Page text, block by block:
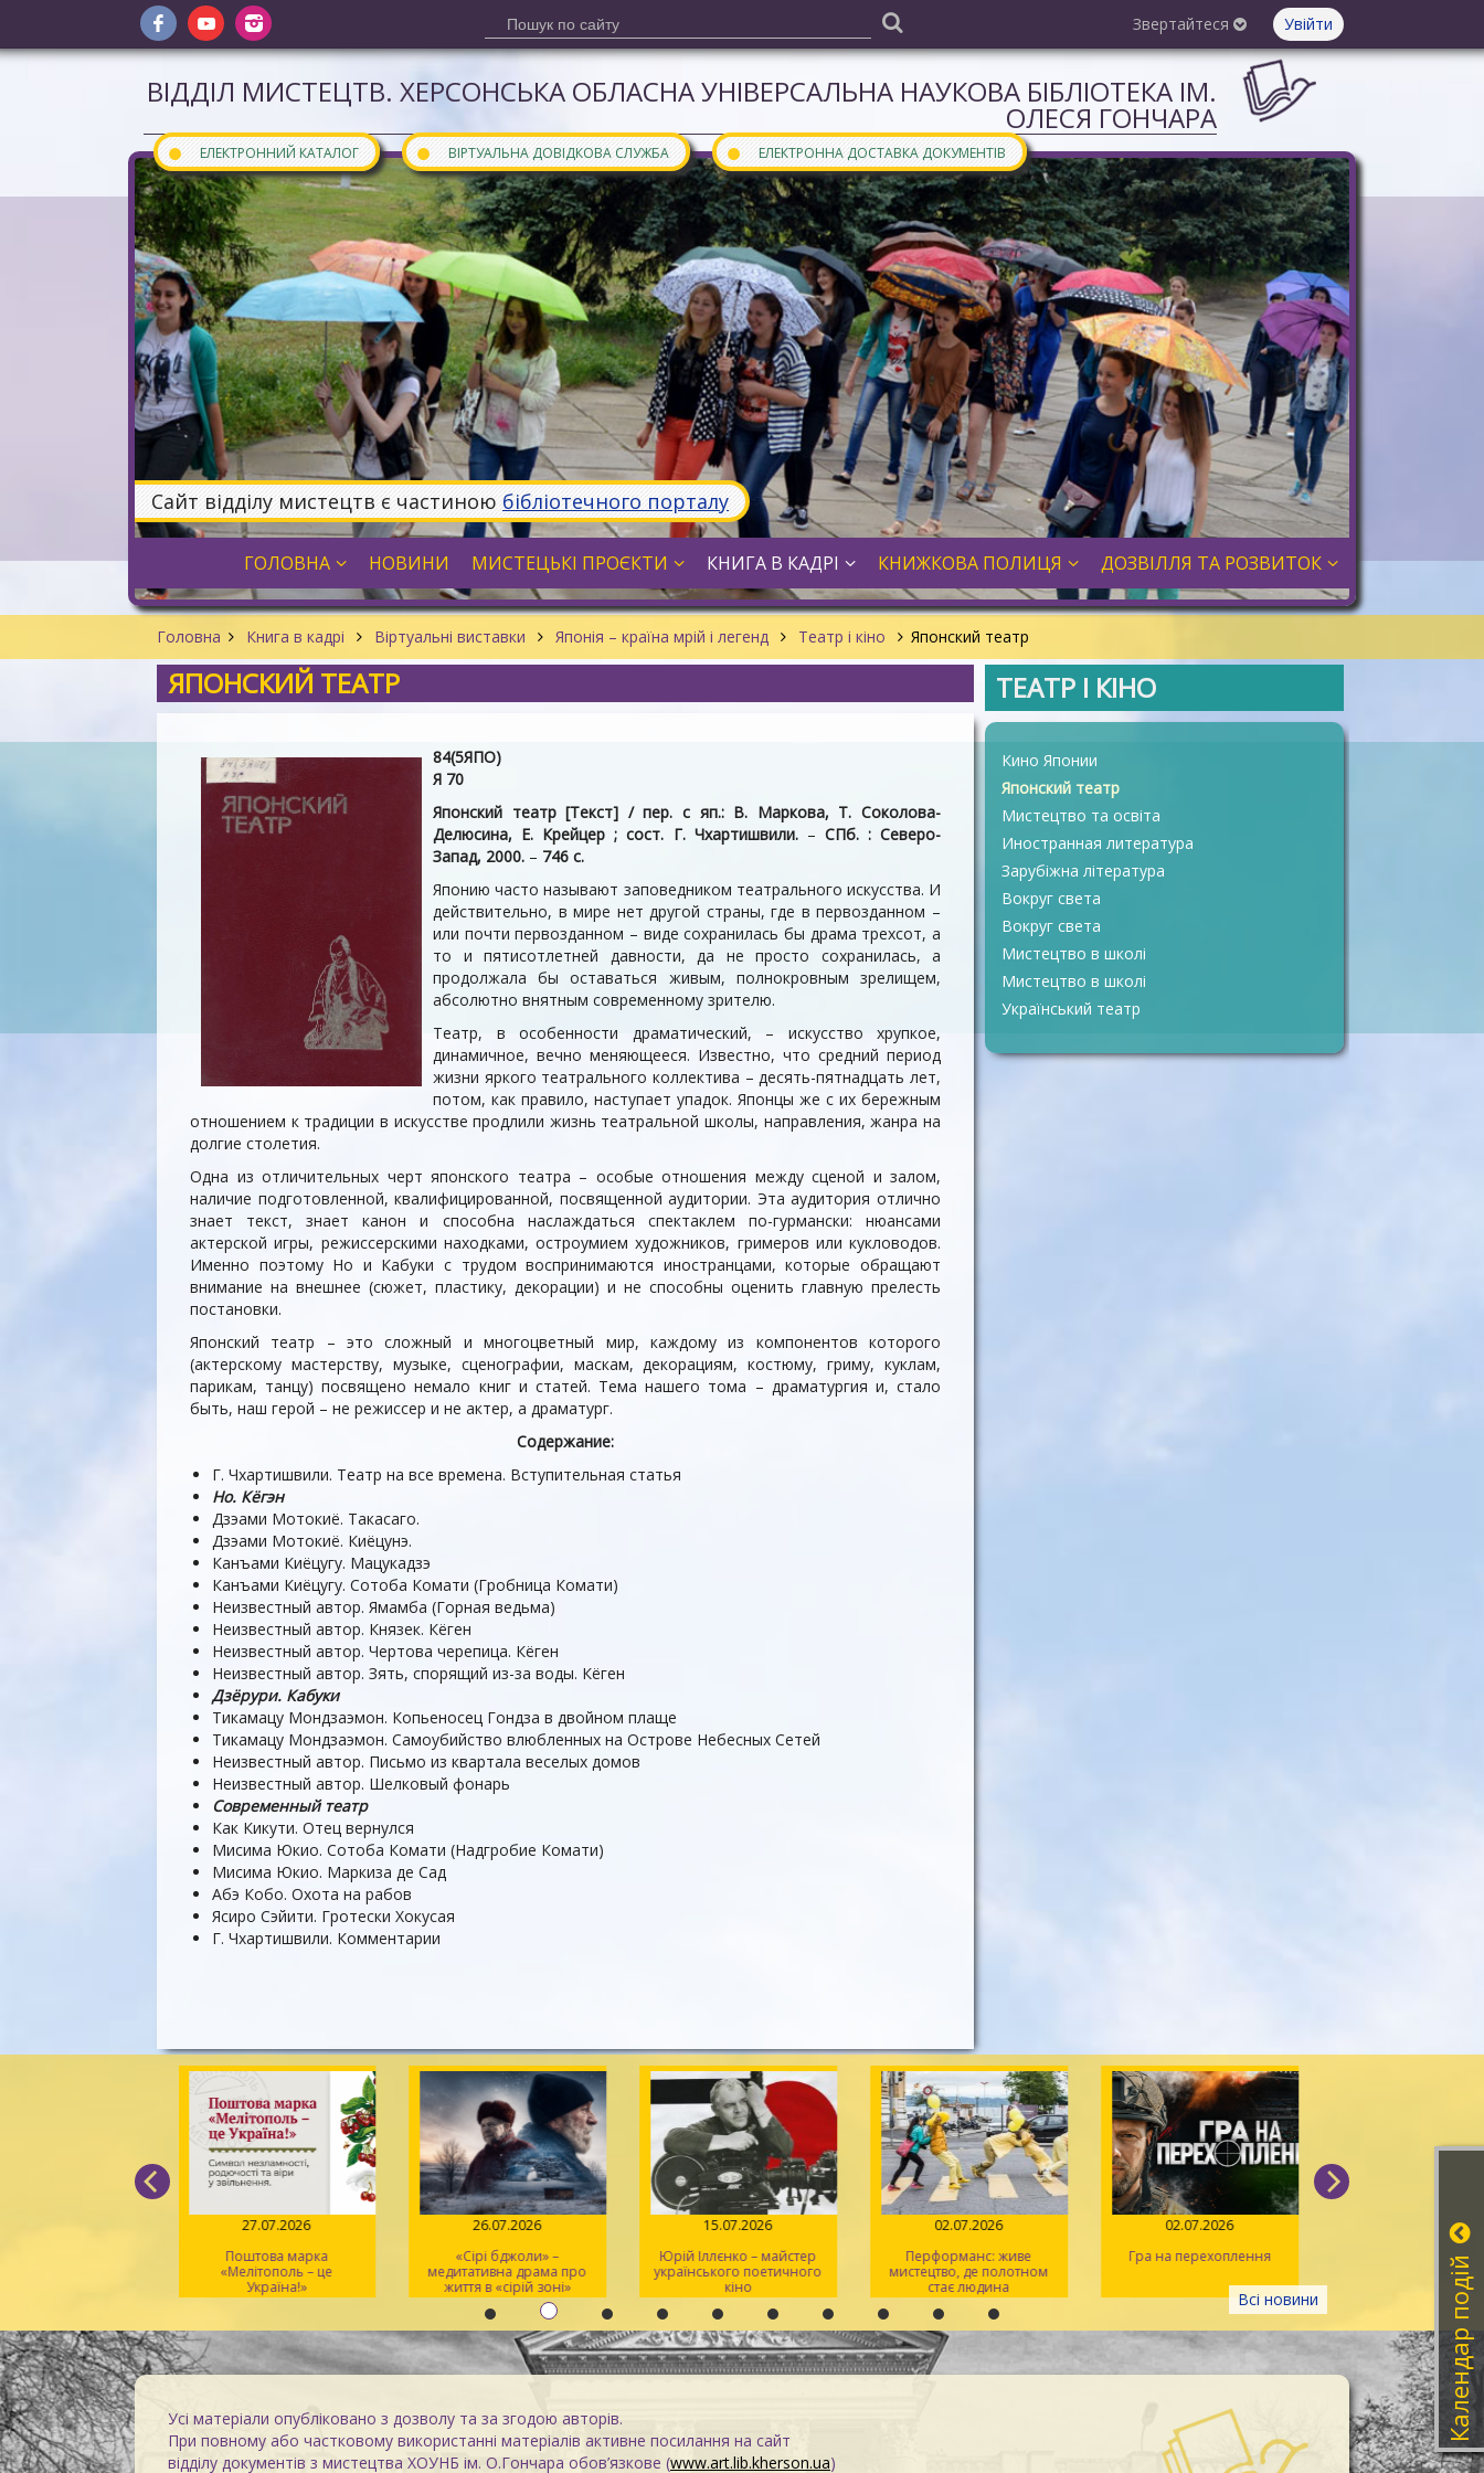
Звертайтеся Увійти
ВІДДІЛ МИСТЕЦТВ. ХЕРСОНСЬКА ОБЛАСНА УНІВЕРСАЛЬНА НАУКОВА БІБЛІОТЕКА ІМ.
ОЛЕСЯ ГОНЧАРА
● ЕЛЕКТРОННИЙ КАТАЛОГ ● ВІРТУАЛЬНА ДОВІДКОВА СЛУЖБА ● ЕЛЕКТРОННА ДОСТАВКА ДОКУМЕНТІВ
Сайт відділу мистецтв є частиною бібліотечного порталу
ГОЛОВНА НОВИНИ МИСТЕЦЬКІ ПРОЄКТИ КНИГА В КАДРІ КНИЖКОВА ПОЛИЦЯ ДОЗВІЛЛЯ ТА РОЗВИТОК
Головна Книга в кадрі Віртуальні виставки Японія – країна мрій і легенд Театр і кіно Японский театр
ТЕАТР І КІНО
Кино Японии
Японский театр
Мистецтво та освіта
Иностранная литература
Зарубіжна література
Вокруг света
Вокруг света
Мистецтво в школі
Мистецтво в школі
Український театр
ЯПОНСКИЙ ТЕАТР
84(5ЯПО)
Я 70
Японский театр [Текст] / пер. с яп.: В. Маркова, Т. Соколова-
Делюсина, Е. Крейцер ; сост. Г. Чхартишвили. – СПб. : Северо-
Запад, 2000. – 746 c.
Японию часто называют заповедником театрального искусства. И
действительно, в мире нет другой страны, где в первозданном –
или почти первозданном – виде сохранилась бы драма трехсот, а
то и пятисотлетней давности, да не просто сохранилась, а
продолжала бы оставаться живым, полнокровным зрелищем,
абсолютно внятным современному зрителю.
Театр, в особенности драматический, – искусство хрупкое,
динамичное, вечно меняющееся. Известно, что средний период
жизни яркого театрального коллектива – десять-пятнадцать лет,
потом, как правило, наступает упадок. Японцы же с их бережным
отношением к традиции в искусстве продлили жизнь театральной школы, направления, жанра на
долгие столетия.
Одна из отличительных черт японского театра – особые отношения между сценой и залом,
наличие подготовленной, квалифицированной, посвященной аудитории. Эта аудитория отлично
знает текст, знает канон и способна наслаждаться спектаклем по-гурмански: нюансами
актерской игры, режиссерскими находками, остроумием художников, гримеров или кукловодов.
Именно поэтому Но и Кабуки с трудом воспринимаются иностранцами, которые обращают
внимание на внешнее (сюжет, пластику, декорации) и не способны оценить главную прелесть
постановки.
Японский театр – это сложный и многоцветный мир, каждому из компонентов которого
(актерскому мастерству, музыке, сценографии, маскам, декорациям, костюму, гриму, куклам,
парикам, танцу) посвящено немало книг и статей. Тема нашего тома – драматургия и, стало
быть, наш герой – не режиссер и не актер, а драматург.
Содержание:
Г. Чхартишвили. Театр на все времена. Вступительная статья
Но. Кёгэн
Дзэами Мотокиё. Такасаго.
Дзэами Мотокиё. Киёцунэ.
Канъами Киёцугу. Мацукадзэ
Канъами Киёцугу. Сотоба Комати (Гробница Комати)
Неизвестный автор. Ямамба (Горная ведьма)
Неизвестный автор. Князек. Кёген
Неизвестный автор. Чертова черепица. Кёген
Неизвестный автор. Зять, спорящий из-за воды. Кёген
Дзёрури. Кабуки
Тикамацу Мондзаэмон. Копьеносец Гондза в двойном плаще
Тикамацу Мондзаэмон. Самоубийство влюбленных на Острове Небесных Сетей
Неизвестный автор. Письмо из квартала веселых домов
Неизвестный автор. Шелковый фонарь
Современный театр
Как Кикути. Отец вернулся
Мисима Юкио. Сотоба Комати (Надгробие Комати)
Мисима Юкио. Маркиза де Сад
Абэ Кобо. Охота на рабов
Ясиро Сэйити. Гротески Хокусая
Г. Чхартишвили. Комментарии
Всі новини
27.07.2026
Поштова марка
«Мелітополь – це
Україна!»
26.07.2026
«Сірі бджоли» –
медитативна драма про
життя в «сірій зоні»
15.07.2026
Юрій Іллєнко – майстер
українського поетичного
кіно
02.07.2026
Перформанс: живе
мистецтво, де полотном
стає людина
02.07.2026
Гра на перехоплення
14.06.2026
Іван Миколайчук –
українського
Усі матеріали опубліковано з дозволу та за згодою авторів.
При повному або частковому використанні матеріалів активне посилання на сайт
відділу документів з мистецтва ХОУНБ ім. О.Гончара обов’язкове (www.art.lib.kherson.ua)
Календар подій